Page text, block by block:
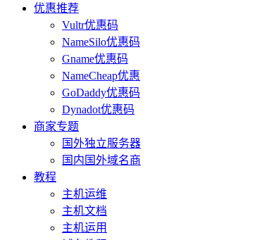
优惠推荐
Vultr优惠码
NameSilo优惠码
Gname优惠码
NameCheap优惠
GoDaddy优惠码
Dynadot优惠码
商家专题
国外独立服务器
国内国外域名商
教程
主机运维
主机文档
主机运用